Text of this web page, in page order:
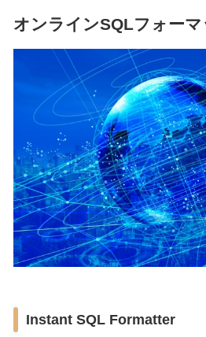
オンラインSQLフォーマ
Instant SQL Formatter